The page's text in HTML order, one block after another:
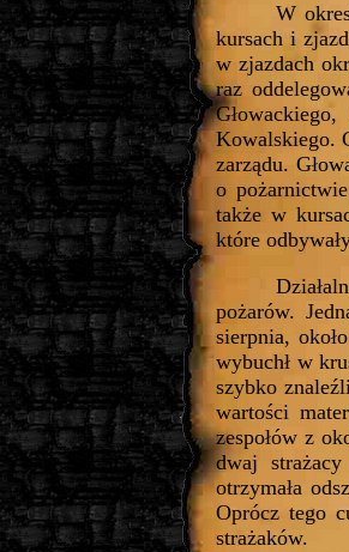
W
kursach i
w zjazdach
raz
Kowalskiego.
zarządu.
o
także w
które
pożarów.
sierpnia,
wybuchł w
szybko
wartości
zespołów z
dwaj
otrzymała
Oprócz tego
strażaków.